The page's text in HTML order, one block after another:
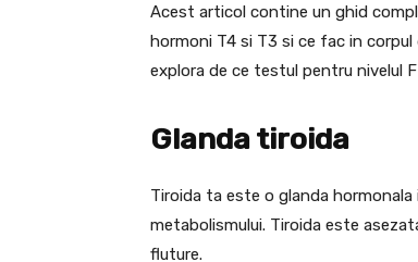
Acest articol contine un ghid
hormoni T4 si T3 si ce fac in corpul
explora de ce testul pentru nivelul
Glanda tiroida
Tiroida ta este o glanda
metabolismului. Tiroida este
fluture.